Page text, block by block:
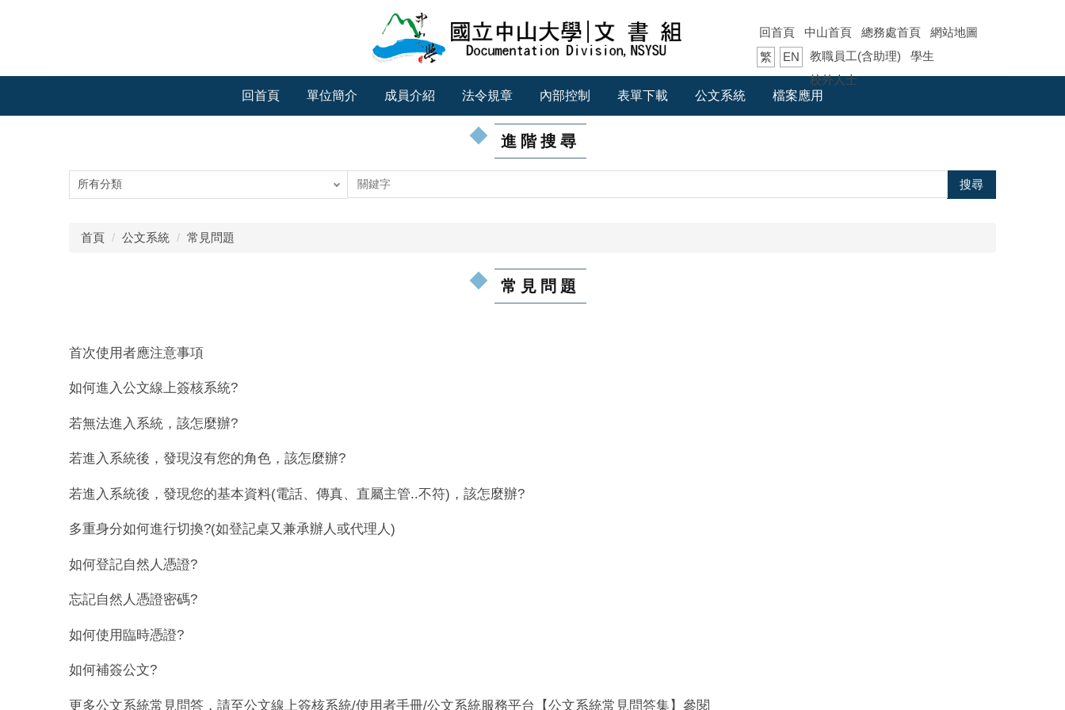
區
回首頁 中山首頁 總務處首頁
網站地圖
繁
EN 教職員工(含助理)
學生
校外人士
回首頁
單位簡介 成員介紹 法令規章 內部控制 表單下載 公文系統 檔案應用
進階搜尋
搜尋
首頁 公文系統 常見問題
常見問題
首次使用者應注意事項
如何進入公文線上簽核系統?
若無法進入系統，該怎麼辦?
若進入系統後，發現沒有您的角色，該怎麼辦?
若進入系統後，發現您的基本資料(電話、傳真、直屬主管..不符)，該怎麼辦?
多重身分如何進行切換?(如登記桌又兼承辦人或代理人)
如何登記自然人憑證?
忘記自然人憑證密碼?
如何使用臨時憑證?
如何補簽公文?
更多公文系統常見問答，請至公文線上簽核系統/使用者手冊/公文系統服務平台【公文系統常見問答集】參閱